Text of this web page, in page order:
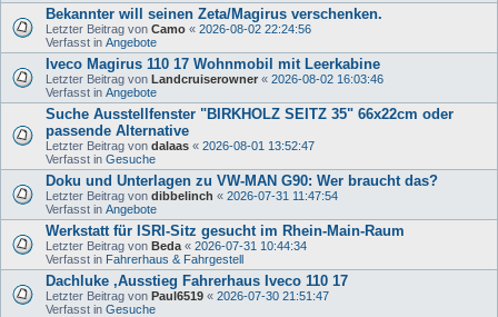
Bekannter will seinen Zeta/Magirus verschenken.
Letzter Beitrag von Camo « 2026-08-02 22:24:56
Verfasst in Angebote
Iveco Magirus 110 17 Wohnmobil mit Leerkabine
Letzter Beitrag von Landcruiserowner « 2026-08-02 16:03:46
Verfasst in Angebote
Suche Ausstellfenster "BIRKHOLZ SEITZ 35" 66x22cm oder
passende Alternative
Letzter Beitrag von dalaas « 2026-08-01 13:52:47
Verfasst in Gesuche
Doku und Unterlagen zu VW-MAN G90: Wer braucht das?
Letzter Beitrag von dibbelinch « 2026-07-31 11:47:54
Verfasst in Angebote
Werkstatt für ISRI-Sitz gesucht im Rhein-Main-Raum
Letzter Beitrag von Beda « 2026-07-31 10:44:34
Verfasst in Fahrerhaus & Fahrgestell
Dachluke ,Ausstieg Fahrerhaus Iveco 110 17
Letzter Beitrag von Paul6519 « 2026-07-30 21:51:47
Verfasst in Gesuche